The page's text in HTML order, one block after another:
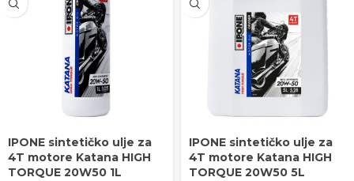
IPONE sintetičko ulje za
4T motore Katana HIGH
TORQUE 20W50 1L
IPONE sintetičko ulje za
4T motore Katana HIGH
TORQUE 20W50 5L